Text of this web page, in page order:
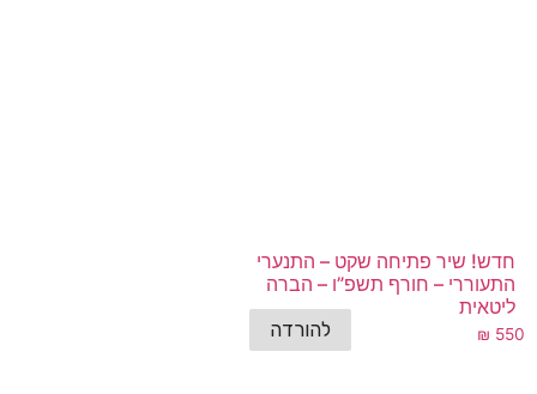
להורדה
חדש! שיר פתיחה שקט – התנערי
התעוררי – חורף תשפ”ו – הברה
ליטאית
₪ 550